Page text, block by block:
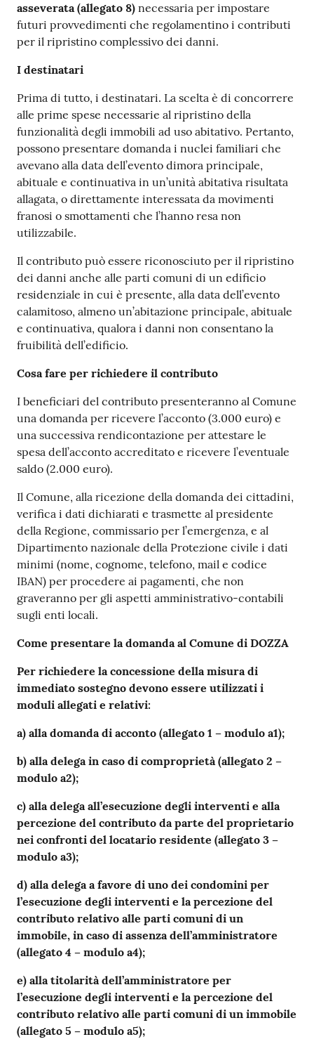
asseverata (allegato 8) necessaria per impostare
futuri provvedimenti che regolamentino i contributi
per il ripristino complessivo dei danni.
I destinatari
Prima di tutto, i destinatari. La scelta è di concorrere
alle prime spese necessarie al ripristino della
funzionalità degli immobili ad uso abitativo. Pertanto,
possono presentare domanda i nuclei familiari che
avevano alla data dell’evento dimora principale,
abituale e continuativa in un’unità abitativa risultata
allagata, o direttamente interessata da movimenti
franosi o smottamenti che l’hanno resa non
utilizzabile.
Il contributo può essere riconosciuto per il ripristino
dei danni anche alle parti comuni di un edificio
residenziale in cui è presente, alla data dell’evento
calamitoso, almeno un’abitazione principale, abituale
e continuativa, qualora i danni non consentano la
fruibilità dell’edificio.
Cosa fare per richiedere il contributo
I beneficiari del contributo presenteranno al Comune
una domanda per ricevere l’acconto (3.000 euro) e
una successiva rendicontazione per attestare le
spesa dell’acconto accreditato e ricevere l’eventuale
saldo (2.000 euro).
Il Comune, alla ricezione della domanda dei cittadini,
verifica i dati dichiarati e trasmette al presidente
della Regione, commissario per l’emergenza, e al
Dipartimento nazionale della Protezione civile i dati
minimi (nome, cognome, telefono, mail e codice
IBAN) per procedere ai pagamenti, che non
graveranno per gli aspetti amministrativo-contabili
sugli enti locali.
Come presentare la domanda al Comune di DOZZA
Per richiedere la concessione della misura di
immediato sostegno devono essere utilizzati i
moduli allegati e relativi:
a) alla domanda di acconto (allegato 1 – modulo a1);
b) alla delega in caso di comproprietà (allegato 2 –
modulo a2);
c) alla delega all’esecuzione degli interventi e alla
percezione del contributo da parte del proprietario
nei confronti del locatario residente (allegato 3 –
modulo a3);
d) alla delega a favore di uno dei condomini per
l’esecuzione degli interventi e la percezione del
contributo relativo alle parti comuni di un
immobile, in caso di assenza dell’amministratore
(allegato 4 – modulo a4);
e) alla titolarità dell’amministratore per
l’esecuzione degli interventi e la percezione del
contributo relativo alle parti comuni di un immobile
(allegato 5 – modulo a5);